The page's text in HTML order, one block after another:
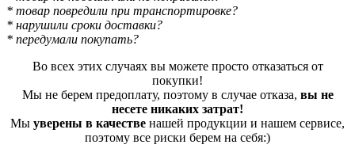
* товар повредили при транспортировке?
* нарушили сроки доставки?
* передумали покупать?
Во всех этих случаях вы можете просто отказаться от
покупки!
Мы не берем предоплату, поэтому в случае отказа, вы не
несете никаких затрат!
Мы уверены в качестве нашей продукции и нашем сервисе,
поэтому все риски берем на себя:)